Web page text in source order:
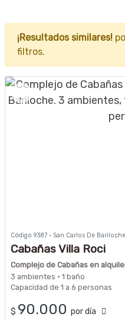
¡Resultados similares!
filtros.
Código 9387 · San Carlos De
Cabañas Villa Roci
Complejo de Cabañas en
3 ambientes · 1 baño
Capacidad de 1 a 6 personas
$ 90.000 por día